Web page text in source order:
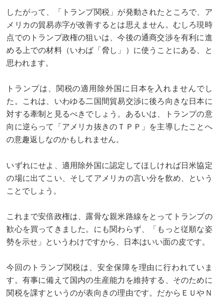
したがって、「トランプ関税」が発動されたところで、ア
メリカの貿易赤字が改善するとは思えません。むしろ現時
点でのトランプ政権の狙いは、今後の通商交渉を有利に進
める上での材料（いわば「脅し」）に使うことにある、と
思われます。
トランプは、関税の適用除外国に日本を入れませんでし
た。これは、いわゆる二国間貿易交渉に後ろ向きな日本に
対する牽制と見るべきでしょう。あるいは、トランプの意
向に逆らって「アメリカ抜きのＴＰＰ」を主導したことへ
の意趣返しなのかもしれません。
いずれにせよ、適用除外国に認定してほしければ日米協定
の場に出てこい、そしてアメリカの言い分を飲め、という
ことでしょう。
これまで安倍政権は、露骨な親米路線をとってトランプの
歓心を買ってきました。にも関わらず、「もっと従順な姿
勢を示せ」というわけですから、日本はいい面の皮です。
今回のトランプ関税は、安全保障を理由に行われていま
す。有事に備えて国内の生産能力を維持する、そのために
関税を課すというのが表向きの理由です。だからＥＵやＮ